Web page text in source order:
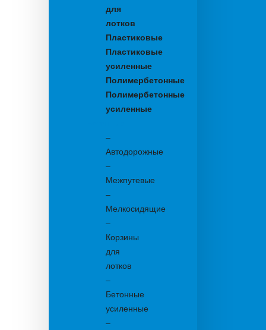
для
лотков
Пластиковые
Пластиковые
усиленные
Полимербетонные
Полимербетонные
усиленные
–
Автодорожные
–
Межпутевые
–
Мелкосидящие
–
Корзины
для
лотков
–
Бетонные
усиленные
–